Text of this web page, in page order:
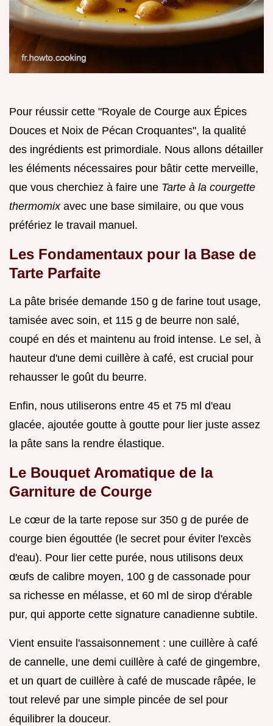
Pour réussir cette "Royale de Courge aux Épices
Douces et Noix de Pécan Croquantes", la qualité
des ingrédients est primordiale. Nous allons détailler
les éléments nécessaires pour bâtir cette merveille,
que vous cherchiez à faire une Tarte à la courgette
thermomix avec une base similaire, ou que vous
préfériez le travail manuel.
Les Fondamentaux pour la Base de
Tarte Parfaite
La pâte brisée demande 150 g de farine tout usage,
tamisée avec soin, et 115 g de beurre non salé,
coupé en dés et maintenu au froid intense. Le sel, à
hauteur d'une demi cuillère à café, est crucial pour
rehausser le goût du beurre.
Enfin, nous utiliserons entre 45 et 75 ml d'eau
glacée, ajoutée goutte à goutte pour lier juste assez
la pâte sans la rendre élastique.
Le Bouquet Aromatique de la
Garniture de Courge
Le cœur de la tarte repose sur 350 g de purée de
courge bien égouttée (le secret pour éviter l'excès
d'eau). Pour lier cette purée, nous utilisons deux
œufs de calibre moyen, 100 g de cassonade pour
sa richesse en mélasse, et 60 ml de sirop d'érable
pur, qui apporte cette signature canadienne subtile.
Vient ensuite l'assaisonnement : une cuillère à café
de cannelle, une demi cuillère à café de gingembre,
et un quart de cuillère à café de muscade râpée, le
tout relevé par une simple pincée de sel pour
équilibrer la douceur.